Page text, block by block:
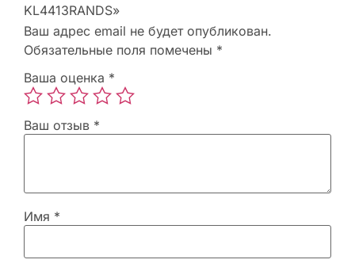
KL4413RANDS»
Ваш адрес email не будет опубликован.
Обязательные поля помечены *
Ваша оценка *
Ваш отзыв *
Имя *